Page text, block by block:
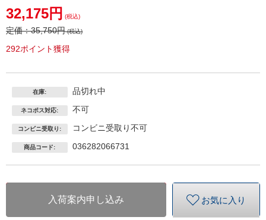
32,175円 (税込)
定価：35,750円(税込)
292ポイント獲得
在庫: 品切れ中
ネコポス対応: 不可
コンビニ受取り: コンビニ受取り不可
商品コード: 036282066731
入荷案内申し込み お気に入り